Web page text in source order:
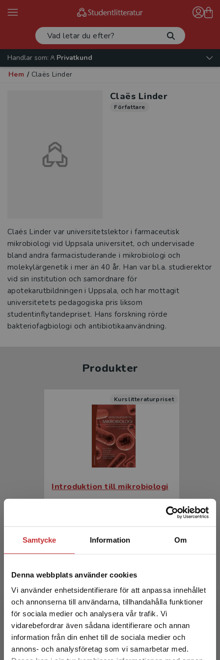
Samtycke Information Om
Denna webbplats använder cookies
Vi använder enhetsidentifierare för att anpassa innehållet
och annonserna till användarna, tillhandahålla funktioner
för sociala medier och analysera vår trafik. Vi
vidarebefordrar även sådana identifierare och annan
information från din enhet till de sociala medier och
annons- och analysföretag som vi samarbetar med.
Begränsad fraktregion
Handlar som:
Privatkund
Hem / Claës Linder
Claës Linder
Författare
Claës Linder var universitetslektor i farmaceutisk
mikrobiologi vid Uppsala universitet, och undervisade
bland andra farmacistuderande i mikrobiologi och
molekylärgenetik i mer än 40 år. Han var bl.a. studierektor
vid sin institution och samordnare för
apotekarutbildningen i Uppsala, och har mottagit
universitetets pedagogiska pris liksom
studentinflytandepriset. Hans forskning rörde
bakteriofagbiologi och antibiotikaanvändning.
Produkter
Introduktion till mikrobiologi
436 krinkl. moms
Exkl. moms: 411 kr
Ny upplaga
Prisbelönt
Kurslitteraturpriset
Introduktion till mikrobiologi